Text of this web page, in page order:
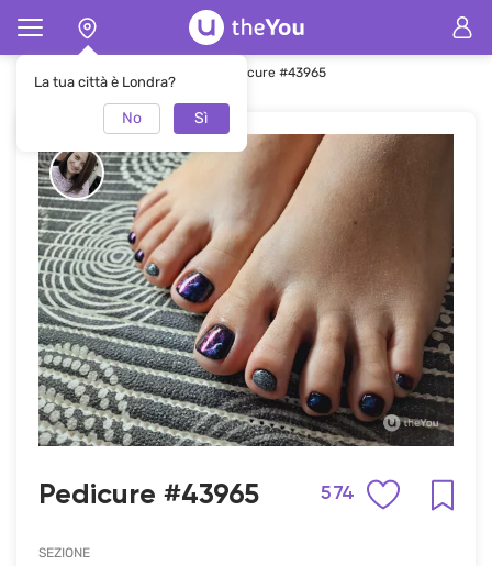
La tua città è Londra?
No Sì
Pagina principale Pedicure Pedicure #43965
Pedicure #43965 574
SEZIONE